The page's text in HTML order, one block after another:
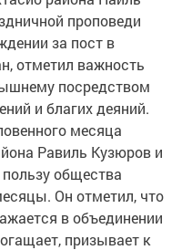
проповеди
за пост в
отметил важность
посредством
и благих деяний.
месяца
Равиль Кузюров и
общества
Он отметил, что
в объединении
призывает к